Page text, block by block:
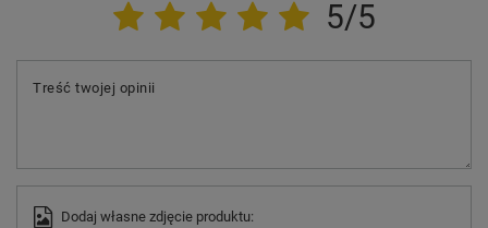
5/5
Treść twojej opinii
Dodaj własne zdjęcie produktu: